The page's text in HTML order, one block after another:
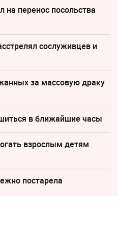
перенос посольства
сослуживцев и
за массовую драку
в ближайшие часы
взрослым детям
постарела